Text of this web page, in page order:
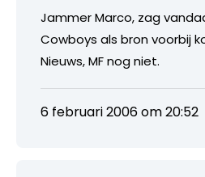
Jammer Marco, zag
Cowboys als bron voorbij
Nieuws, MF nog niet.
6 februari 2006 om 20:52